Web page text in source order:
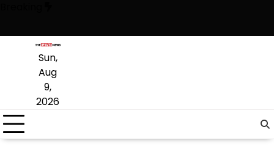
content
Sun,
Aug
9,
2026